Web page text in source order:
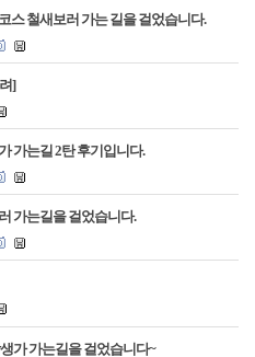
스 철새보러 가는 길을 걸었습니다.
]
가는길 2탄 후기입니다.
가는길을 걸었습니다.
가 가는길을 걸었습니다~